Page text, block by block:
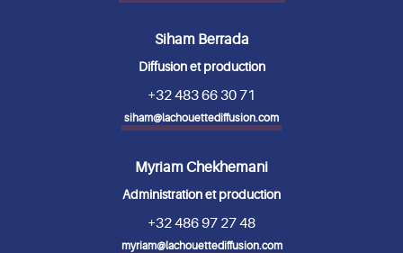
Siham Berrada
Diffusion et production
+32 483 66 30 71
siham@lachouettediffusion.com
Myriam Chekhemani
Administration et production
+32 486 97 27 48
myriam@lachouettediffusion.com